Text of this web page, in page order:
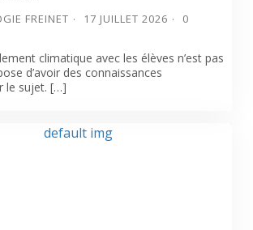
FREINET 17 JUILLET 2026
0
climatique avec les élèves n’est pas
d’avoir des connaissances
le sujet. […]